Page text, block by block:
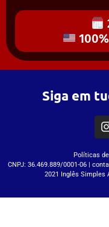
Siga em
Políticas
CNPJ: 36.469.889/0001-06 |
2021 Inglês Simples